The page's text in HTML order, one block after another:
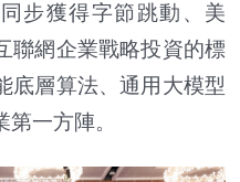
步獲得字節跳動、美
聯網企業戰略投資的標
底層算法、通用大模型
一方陣。